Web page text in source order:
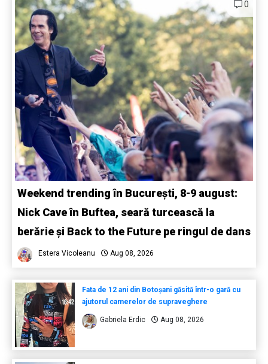
0
Weekend trending în București, 8-9 august:
Nick Cave în Buftea, seară turcească la
berărie și Back to the Future pe ringul de dans
Estera Vicoleanu Aug 08, 2026
Fata de 12 ani din Botoșani găsită într-o gară cu
ajutorul camerelor de supraveghere
Gabriela Erdic Aug 08, 2026